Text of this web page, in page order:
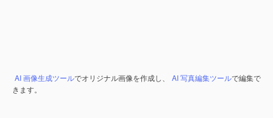
AI 画像生成ツールでオリジナル画像を作成し、 AI 写真編集ツールで編集で
きます。